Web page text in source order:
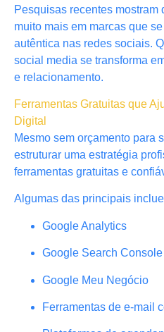
Pesquisas recentes
muito mais em marcas que
autêntica nas redes sociais.
social media se transforma
e relacionamento.
Ferramentas Gratuitas que
Digital
Mesmo sem orçamento para
estruturar uma estratégia
ferramentas gratuitas e
Algumas das principais
Google Analytics
Google Search Console
Google Meu Negócio
Ferramentas de e-mail